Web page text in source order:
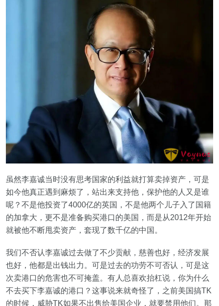
虽然李嘉诚当时没有思考国家的利益就打算卖掉资产，可是
如今他真正遇到麻烦了，站出来支持他，保护他的人又是谁
呢？不是他投资了4000亿的英国，不是他两个儿子入了国籍
的加拿大，更不是准备购买港口的美国，而是从2012年开始
就被他不断甩卖资产，套现了数千亿的中国。
我们不否认李嘉诚过去做了不少贡献，慈善也好，经济发展
也好，他都是出钱出力。可是过去的功劳不可否认，可是这
次卖港口的危害也不可掩盖。有人总喜欢抬杠说，你为什么
不去买下李嘉诚的港口？这事说来就奇怪了，之前美国搞TK
的时候，威胁TK如果不出售给美国企业，就要禁用他们。那